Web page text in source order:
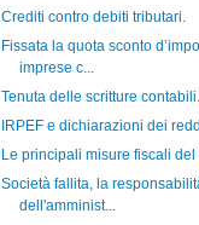
Crediti contro debiti tributari.
Fissata la quota sconto
imprese c...
Tenuta delle scritture contabili.
IRPEF e dichiarazioni dei
Le principali misure fiscali
Società fallita, la
dell'amminist...